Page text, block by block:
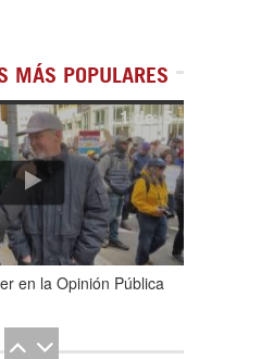
MÁS POPULARES
1de5
en la Opinión Pública